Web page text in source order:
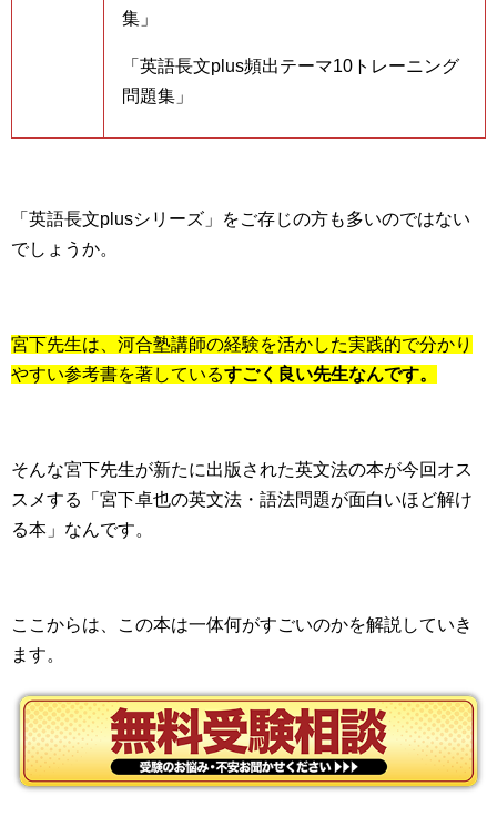
集」
「英語長文plus頻出テーマ10トレーニング
問題集」
「英語長文plusシリーズ」をご存じの方も多いのではない
でしょうか。
宮下先生は、河合塾講師の経験を活かした実践的で分かり
やすい参考書を著しているすごく良い先生なんです。
そんな宮下先生が新たに出版された英文法の本が今回オス
スメする「宮下卓也の英文法・語法問題が面白いほど解け
る本」なんです。
ここからは、この本は一体何がすごいのかを解説していき
ます。